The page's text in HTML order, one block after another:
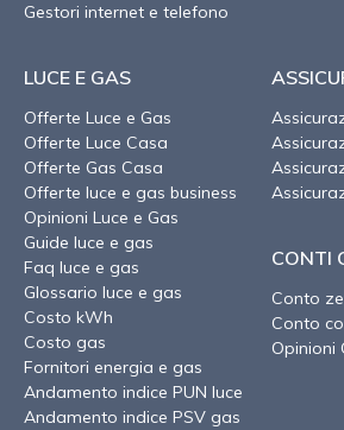
Gestori internet e telefono
LUCE E GAS
Offerte Luce e Gas
Offerte Luce Casa
Offerte Gas Casa
Offerte luce e gas business
Opinioni Luce e Gas
Guide luce e gas
Faq luce e gas
Glossario luce e gas
Costo kWh
Costo gas
Fornitori energia e gas
Andamento indice PUN luce
Andamento indice PSV gas
CONTI
Conto
Conto
Opinioni